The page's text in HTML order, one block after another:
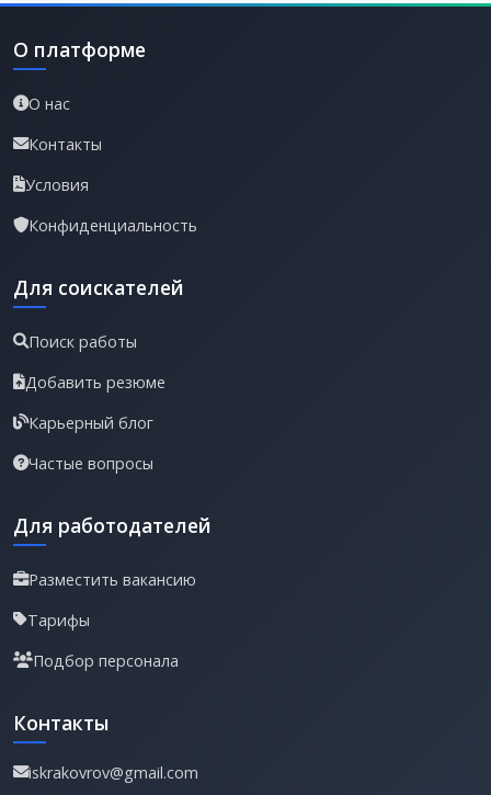
О платформе
О нас
Контакты
Условия
Конфиденциальность
Для соискателей
Поиск работы
Добавить резюме
Карьерный блог
Частые вопросы
Для работодателей
Разместить вакансию
Тарифы
Подбор персонала
Контакты
iskrakovrov@gmail.com